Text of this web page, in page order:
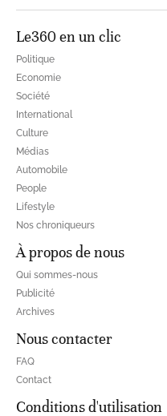
Le360 en un clic
Politique
Economie
Société
International
Culture
Médias
Automobile
People
Lifestyle
Nos chroniqueurs
À propos de nous
Qui sommes-nous
Publicité
Archives
Nous contacter
FAQ
Contact
Conditions d'utilisation